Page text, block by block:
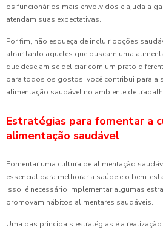
os funcionários mais envolvidos e ajuda a
atendam suas expectativas.
Por fim, não esqueça de incluir opções
atrair tanto aqueles que buscam uma
que desejam se deliciar com um prato
para todos os gostos, você contribui para a
alimentação saudável no ambiente de
Estratégias para fomentar a
alimentação saudável
Fomentar uma cultura de alimentação
essencial para melhorar a saúde e o bem-
isso, é necessário implementar algumas
promovam hábitos alimentares saudáveis.
Uma das principais estratégias é a